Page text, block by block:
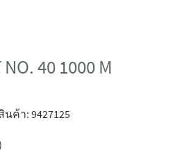
NO. 40 1000 M
ค้า: 9427125